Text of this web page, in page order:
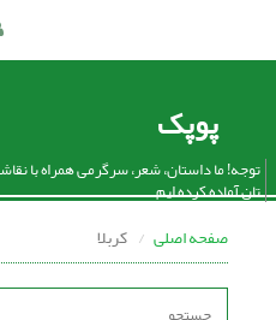
پوپک
توجه! ما داستان، شعر، سرگرمی همراه با
تان آماده کرده ایم.
صفحه اصلی کربلا